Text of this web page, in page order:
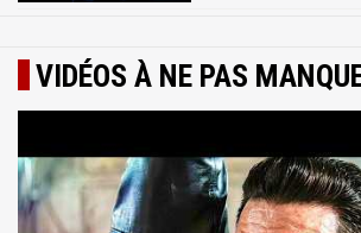
VIDÉOS À NE PAS